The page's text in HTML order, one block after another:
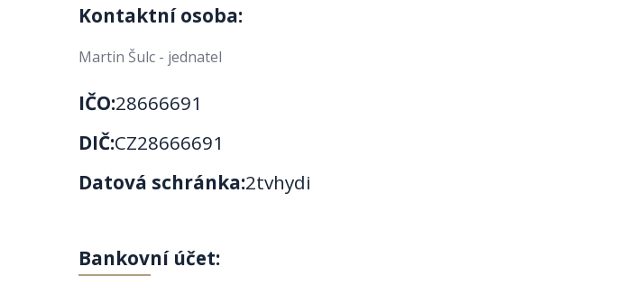
Kontaktní osoba:
Martin Šulc - jednatel
IČO:28666691
DIČ:CZ28666691
Datová schránka:2tvhydi
Bankovní účet: